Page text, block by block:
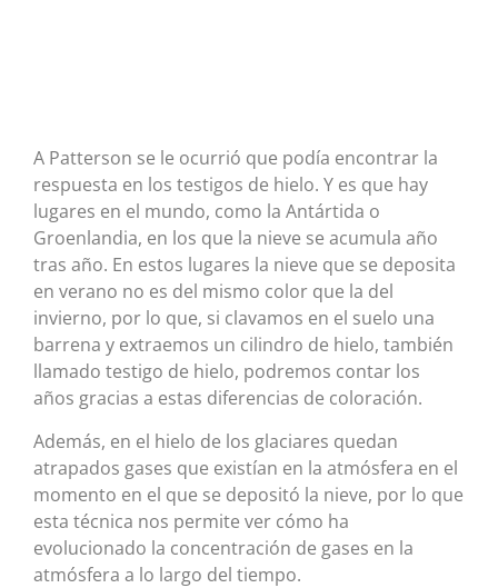
A Patterson se le ocurrió que podía encontrar la
respuesta en los testigos de hielo. Y es que hay
lugares en el mundo, como la Antártida o
Groenlandia, en los que la nieve se acumula año
tras año. En estos lugares la nieve que se deposita
en verano no es del mismo color que la del
invierno, por lo que, si clavamos en el suelo una
barrena y extraemos un cilindro de hielo, también
llamado testigo de hielo, podremos contar los
años gracias a estas diferencias de coloración.
Además, en el hielo de los glaciares quedan
atrapados gases que existían en la atmósfera en el
momento en el que se depositó la nieve, por lo que
esta técnica nos permite ver cómo ha
evolucionado la concentración de gases en la
atmósfera a lo largo del tiempo.